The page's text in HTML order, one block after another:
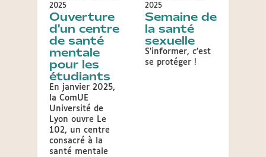
2025
Ouverture
d'un centre
de santé
mentale
pour les
étudiants
En janvier 2025,
la ComUE
Université de
Lyon ouvre Le
102, un centre
consacré à la
santé mentale
2025
Semaine de
la santé
sexuelle
S'informer, c'est
se protéger !